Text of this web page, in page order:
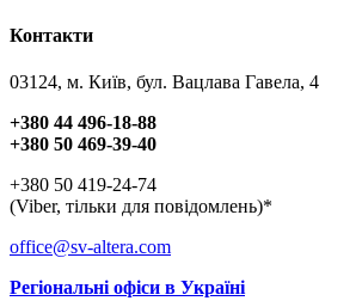
Контакти
03124, м. Київ, бул. Вацлава Гавела, 4
+380 44 496-18-88
+380 50 469-39-40
+380 50 419-24-74
(Viber, тільки для повідомлень)*
office@sv-altera.com
Регіональні офіси в Україні